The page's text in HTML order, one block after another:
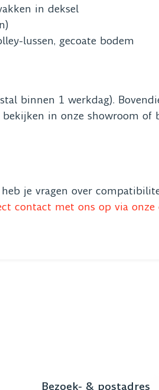
in deksel
lussen, gecoate bodem
binnen 1 werkdag).
in onze showroom
je vragen over
contact met ons op via onze
Bezoek- & postadres